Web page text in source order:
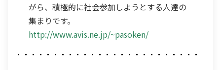
がら、積極的に社会参加しようとする人達の
集まりです。
http://www.avis.ne.jp/~pasoken/